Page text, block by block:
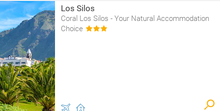
Los Silos
Coral Los Silos - Your Natural Accommodation
Choice